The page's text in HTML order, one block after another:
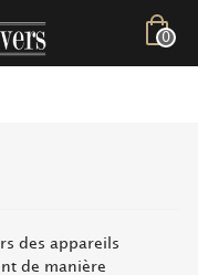
0
des appareils
de manière